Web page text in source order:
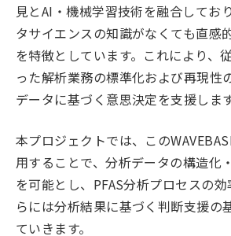
見とAI・機械学習技術を融合してお
タサイエンスの知識がなくても直感
を特徴としています。これにより、
った解析業務の標準化および再現性
データに基づく意思決定を支援します
本プロジェクトでは、この
用することで、分析データの構造化
を可能とし、PFAS分析プロセスの
らには分析結果に基づく判断支援の
ていきます。